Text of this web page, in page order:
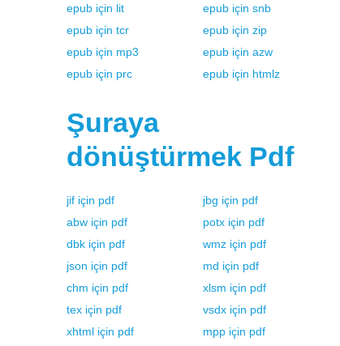
epub için lit epub için snb
epub için tcr epub için zip
epub için mp3 epub için azw
epub için prc epub için htmlz
Şuraya
dönüştürmek Pdf
jif için pdf jbg için pdf
abw için pdf potx için pdf
dbk için pdf wmz için pdf
json için pdf md için pdf
chm için pdf xlsm için pdf
tex için pdf vsdx için pdf
xhtml için pdf mpp için pdf